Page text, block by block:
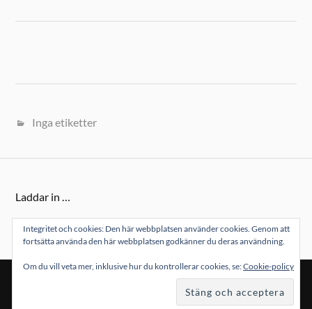
Inga etiketter
Laddar in …
TEMA AVANDERS NORÉN
Integritet och cookies: Den här webbplatsen använder cookies. Genom att
fortsätta använda den här webbplatsen godkänner du deras användning.
Om du vill veta mer, inklusive hur du kontrollerar cookies, se:Cookie-policy